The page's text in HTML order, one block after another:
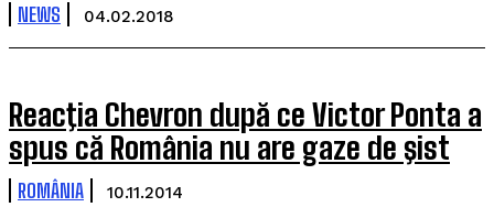
NEWS 04.02.2018
Reacţia Chevron după ce Victor Ponta a
spus că România nu are gaze de şist
ROMÂNIA 10.11.2014